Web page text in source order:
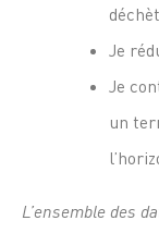
Je
Je
un
L’ensemble des